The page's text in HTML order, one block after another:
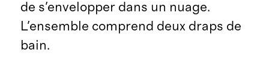
de s'envelopper dans un nuage.
L'ensemble comprend deux draps de
bain.